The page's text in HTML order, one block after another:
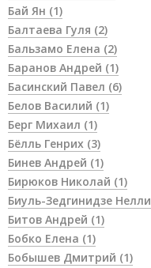
Бай Ян (1)
Балтаева Гуля (2)
Бальзамо Елена (2)
Баранов Андрей (1)
Басинский Павел (6)
Белов Василий (1)
Берг Михаил (1)
Бёлль Генрих (3)
Бинев Андрей (1)
Бирюков Николай (1)
Биуль-Зедгинидзе Нелли
Битов Андрей (1)
Бобко Елена (1)
Бобышев Дмитрий (1)